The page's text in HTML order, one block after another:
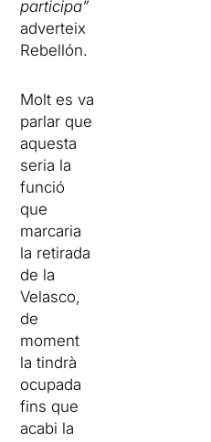
participa”
adverteix
Rebellón.
Molt es va
parlar que
aquesta
seria la
funció
que
marcaria
la retirada
de la
Velasco,
de
moment
la tindrà
ocupada
fins que
acabi la